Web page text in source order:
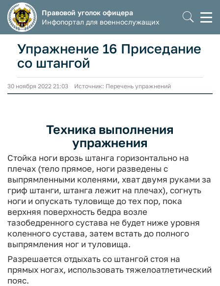
Правовой уголок офицера
Инфопортал для военнослужащих
Упражнение 16 Приседание
со штангой
30 ноября 2022 21:03 Источник: Перечень упражнений
Техника выполнения
упражнения
Стойка ноги врозь штанга горизонтально на
плечах (тело прямое, ноги разведены с
выпрямленными коленями, хват двумя руками за
гриф штанги, штанга лежит на плечах), согнуть
ноги и опускать туловище до тех пор, пока
верхняя поверхность бедра возле
тазобедренного сустава не будет ниже уров­ня
коленного сустава, затем встать до полного
выпрямления ног и туловища.
Разрешается отдыхать со штангой стоя на
прямых ногах, использовать тяжелоатлетический
пояс.